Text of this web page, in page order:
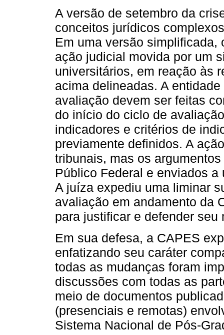
A versão de setembro da
conceitos jurídicos
Em uma versão simplificada,
ação judicial movida por um
universitários, em reação às
acima delineadas. A
avaliação devem ser feitas
do início do ciclo de
indicadores e critérios de
previamente definidos. A
tribunais, mas os
Público Federal e enviados
A juíza expediu uma liminar
avaliação em andamento da
para justificar e defender seu
Em sua defesa, a CAPES
enfatizando seu caráter
todas as mudanças foram
discussões com todas as
meio de documentos
(presenciais e remotas)
Sistema Nacional de Pós-